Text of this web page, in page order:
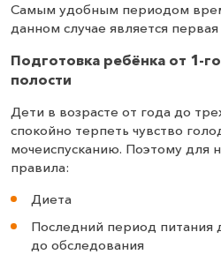
Самым удобным периодом
данном случае является
Подготовка ребёнка от 1-
полости
Дети в возрасте от года до
спокойно терпеть чувство
мочеиспусканию. Поэтому для
правила:
Диета
Последний период питания
до обследования